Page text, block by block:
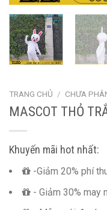
TRANG CHỦ / CHƯA
MASCOT THỎ
Khuyến mãi hot nhất:
-Giảm 20% phí
- Giảm 30% may